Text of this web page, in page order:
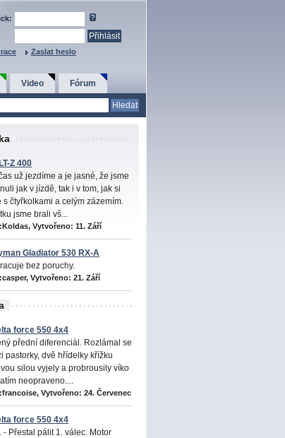
Zaslat heslo
Video Fórum
Z 400
už jezdíme a je jasné, že jsme
jak v jízdě, tak i v tom, jak si
s čtyřkolkami a celým zázemím.
jsme brali vš...
Vytvořeno: 11. Září
Gladiator 530 RX-A
bez poruchy.
Vytvořeno: 21. Září
force 550 4x4
přední diferenciál. Rozlámal se
pastorky, dvě hřídelky křížku
silou vyjely a probrousily víko
neopraveno....
Vytvořeno: 24. Červenec
force 550 4x4
- Přestal pálit 1. válec. Motor